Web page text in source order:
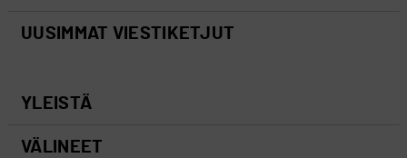
UUSIMMAT VIESTIKETJUT
YLEISTÄ
VÄLINEET